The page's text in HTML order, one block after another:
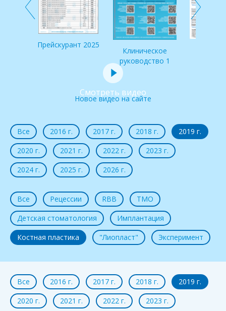
Прейскурант 2025
Клиническое
руководство 1
Смотреть видео
Новое видео на сайте
Все 2016 г. 2017 г. 2018 г.
2019 г.
2020 г.
2021 г. 2022 г.
2023 г.
2024 г.
2025 г. 2026 г.
Все Рецессии RBB
ТМО
Детская стоматология
Имплантация
Костная пластика
"Лиопласт" Эксперимент
Все 2016 г. 2017 г. 2018 г.
2019 г.
2020 г.
2021 г. 2022 г.
2023 г.